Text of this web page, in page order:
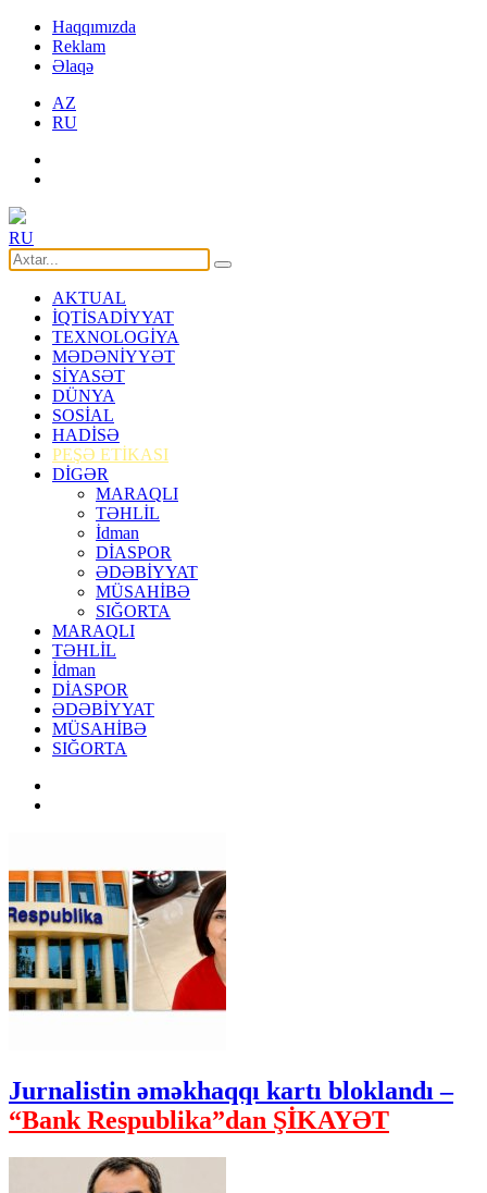
Haqqımızda
Reklam
Əlaqə
AZ
RU
RU
AKTUAL
İQTİSADİYYAT
TEXNOLOGİYA
MƏDƏNİYYƏT
SİYASƏT
DÜNYA
SOSİAL
HADİSƏ
PEŞƏ ETİKASI
DİGƏR
MARAQLI
TƏHLİL
İdman
DİASPOR
ƏDƏBİYYAT
MÜSAHİBƏ
SIĞORTA
MARAQLI
TƏHLİL
İdman
DİASPOR
ƏDƏBİYYAT
MÜSAHİBƏ
SIĞORTA
Jurnalistin əməkhaqqı kartı bloklandı –
“Bank Respublika”dan ŞİKAYƏT